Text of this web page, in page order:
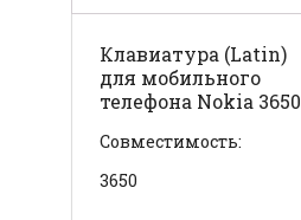
Клавиатура (Latin)
для мобильного
телефона Nokia 3650
Совместимость:
3650